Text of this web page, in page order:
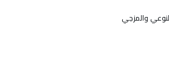
والمزجي